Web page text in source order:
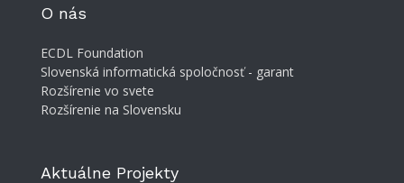
O nás
ECDL Foundation
Slovenská informatická spoločnosť - garant
Rozšírenie vo svete
Rozšírenie na Slovensku
Aktuálne Projekty